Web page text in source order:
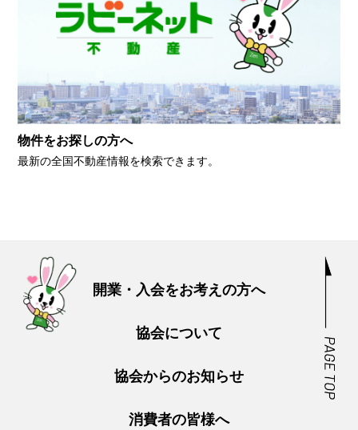
物件をお探しの方へ
最新の全国不動産情報を検索できます。
開業・入会をお考えの方へ
協会について
協会からのお知らせ
消費者の皆様へ